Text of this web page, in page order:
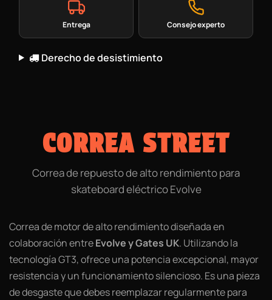
Entrega Consejo experto
Derecho de desistimiento
CORREA STREET
Correa de repuesto de alto rendimiento para
skateboard eléctrico Evolve
Correa de motor de alto rendimiento diseñada en
colaboración entreEvolve y Gates UK. Utilizando la
tecnología GT3, ofrece una potencia excepcional, mayor
resistencia y un funcionamiento silencioso. Es una pieza
de desgaste que debes reemplazar regularmente para